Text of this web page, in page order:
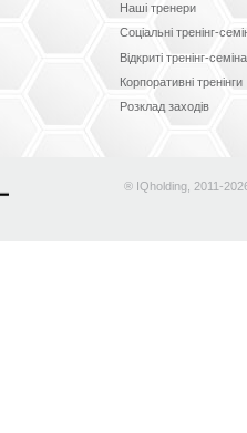
Наші тренери
Соціальні тренінг-
Відкриті тренінг-
Корпоративні тренінги
Розклад заходів
® IQholding, 2011-